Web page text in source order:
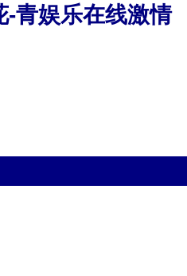
-青娱乐在线激情